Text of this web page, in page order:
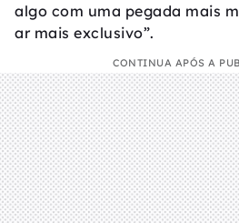
algo com uma pegada mais
ar mais exclusivo”.
CONTINUA APÓS A